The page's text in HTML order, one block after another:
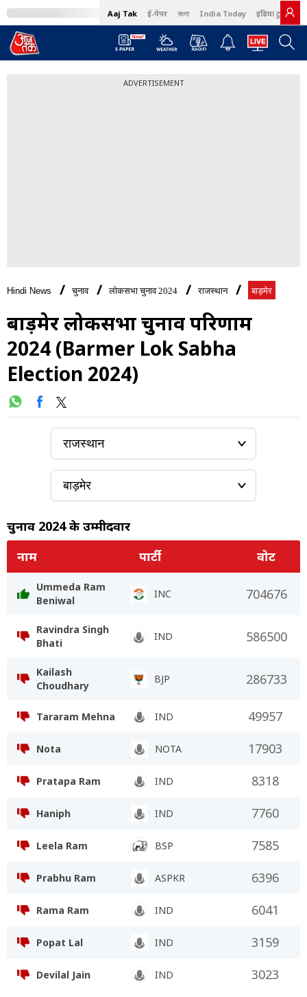
Aaj Tak ई-पेपर বাংলা India Today इंडिया टुडे हिंदी
ADVERTISEMENT
Hindi News चुनाव लोकसभा चुनाव 2024 राजस्थान बाड़मेर
बाड़मेर लोकसभा चुनाव परिणाम
2024 (Barmer Lok Sabha
Election 2024)
चुनाव 2024 के उम्मीदवार
नाम
पार्टी वोट
Ummeda Ram
Beniwal
INC 704676
Ravindra Singh
Bhati
IND 586500
Kailash
Choudhary
BJP 286733
Tararam Mehna IND 49957
Nota NOTA 17903
Pratapa Ram IND 8318
Haniph IND 7760
Leela Ram BSP 7585
Prabhu Ram ASPKR 6396
Rama Ram IND 6041
Popat Lal IND 3159
Devilal Jain IND 3023